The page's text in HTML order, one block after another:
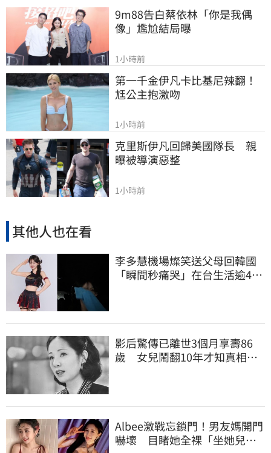
9m88告白蔡依林「你是我偶
像」尷尬結局曝
1小時前
第一千金伊凡卡比基尼辣翻！
尪公主抱激吻
1小時前
克里斯伊凡回歸美國隊長　親
曝被導演惡整
1小時前
其他人也在看
李多慧機場燦笑送父母回韓國
「瞬間秒痛哭」在台生活逾4年
影后驚傳已離世3個月享壽86
歲 女兒鬧翻10年才知真相
Albee激戰忘鎖門！男友媽開門
嚇壞 目睹她全裸「坐她兒子